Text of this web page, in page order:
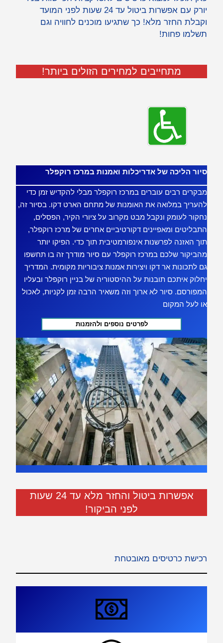
יורק עם אפשרות ביטול עד 24 שעות לפני המועד
וקבלת החזר מלא! כך שתגיעו מוכנים לחוויה וגם
תשלמו פחות!
מתחייבים למחירים הזולים ביותר!
סיור הליכה של אדריכלות ואמנות במרכז רוקפלר
מבקרים רבים עוברים במרכז רוקפלר מבלי להקדיש זמן כדי
להעריך במלואה את האומנות של מתחם הארט דקו. בסיור זה,
נחקור לעומק ונקבל מבט מקרוב על ציורי הקיר, הפסלים,
התבליטים ומאפיינים דקורטיביים אחרים של מרכז רוקפלר,
תוך האזנה לפרשנות אינפורמטיבית תוך כדי. הפיקו יותר
מהביקור שלכם במרכז רוקפלר עם סיור מודרך זה בו תחשפו
גם לתכונות אר דקו ויצירות אמנות ציבוריות מקומית. המדריך
יחלוק איתכם תובנות על ההיסטוריה של בניין רוקפלר ובעליו
המפורסם. סיור לא ארוך וזה משאיר הרבה זמן לקניות, לאכול
או לעל המקום
לפרטים נוספים ולהזמנות
אפשרות ביטול והחזר מלא עד 24 שעות
לפני הביקור!
רכישת כרטיסים מאובטחת